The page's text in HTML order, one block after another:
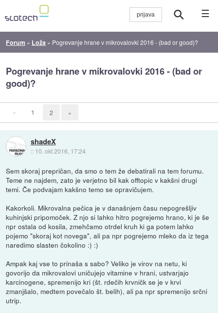
☰
Forum » Loža » Pogrevanje hrane v mikrovalovki 2016 - (bad or good)?
Pogrevanje hrane v mikrovalovki 2016 - (bad or
good)?
« 1 2 »
shadeX
:: 10. okt 2016, 17:24
Sem skoraj prepričan, da smo o tem že debatirali na tem forumu.
Teme ne najdem, zato je verjetno bil kak offtopic v kakšni drugi
temi. Če podvajam kakšno temo se opravičujem.
Kakorkoli. Mikrovalna pečica je v današnjem času nepogrešljiv
kuhinjski pripomoček. Z njo si lahko hitro pogrejemo hrano, ki je še
npr ostala od kosila, zmehčamo otrdel kruh ki ga potem lahko
pojemo "skoraj kot novega", ali pa npr pogrejemo mleko da iz tega
naredimo slasten čokolino :) :)
Ampak kaj vse to prinaša s sabo? Veliko je virov na netu, ki
govorijo da mikrovalovi uničujejo vitamine v hrani, ustvarjajo
karcinogene, spremenijo kri (št. rdečih krvničk se je v krvi
zmanjšalo, medtem povečalo št. belih), ali pa npr spremenijo srčni
utrip.